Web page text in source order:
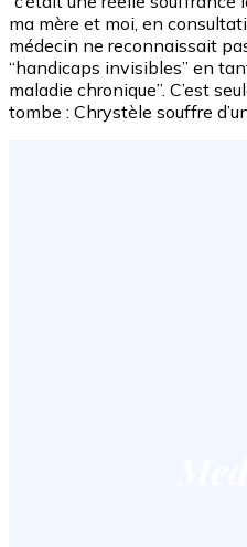
ma mère et moi, en
médecin ne reconnaissait
“handicaps invisibles” en
maladie chronique”. C’est
tombe : Chrystèle souffre